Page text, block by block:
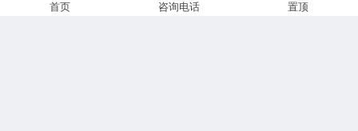
首页 咨询电话 置顶